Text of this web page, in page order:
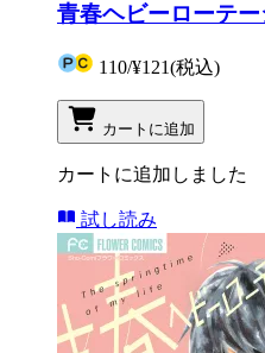
青春ヘビーローテ
110/¥121(税込)
カートに追加
カートに追加しました
試し読み